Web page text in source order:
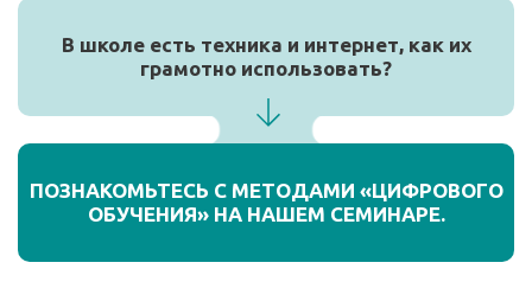
В школе есть техника и интернет, как их
грамотно использовать?
ПОЗНАКОМЬТЕСЬ С МЕТОДАМИ «ЦИФРОВОГО
ОБУЧЕНИЯ» НА НАШЕМ СЕМИНАРЕ.